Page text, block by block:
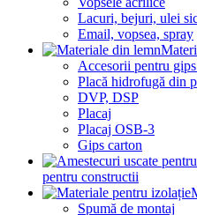
Lacuri, bejuri, ulei
Email, vopsea, spray
Accesorii pentru
Placă hidrofugă din
DVP, DSP
Placaj
Placaj OSB-3
Gips carton
pentru constructii
Spumă de montaj